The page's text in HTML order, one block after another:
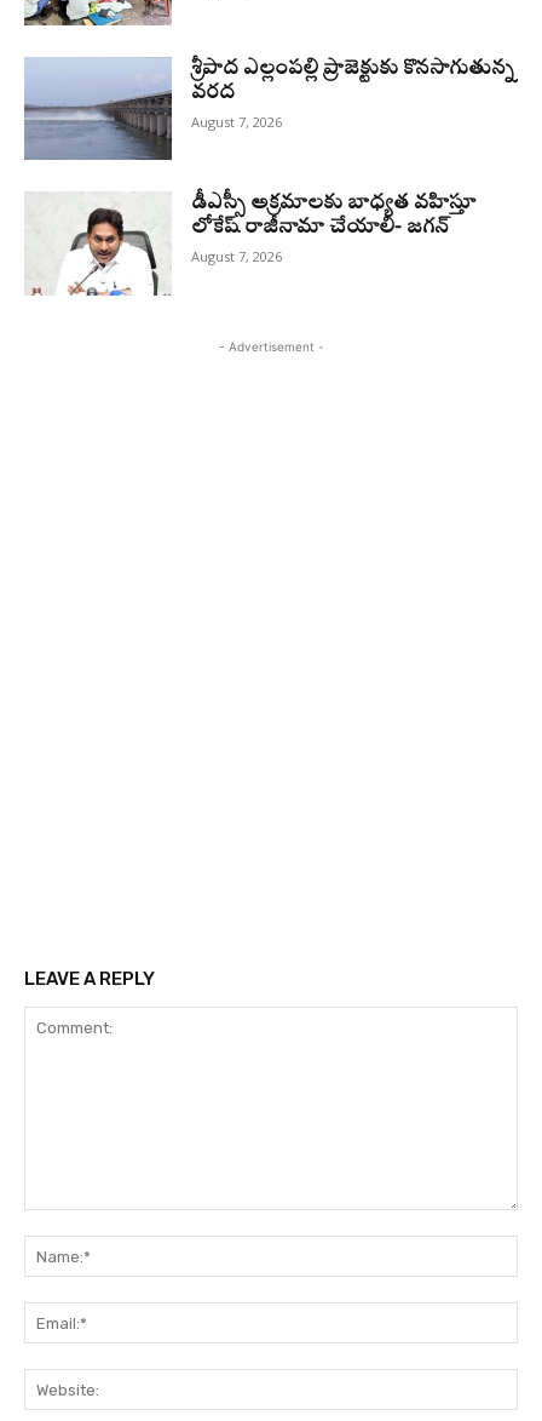
శ్రీపాద ఎల్లంపల్లి ప్రాజెక్టుకు కొనసాగుతున్న
వరద
August 7, 2026
డీఎస్సీ అక్రమాలకు బాధ్యత వహిస్తూ
లోకేష్‌ రాజీనామా చేయాలి- జగన్
August 7, 2026
- Advertisement -
LEAVE A REPLY